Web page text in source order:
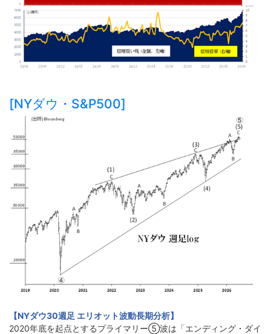
[NYダウ・S&P500]
【NYダウ30週足 エリオット波動長期分析】
2020年底を起点とするプライマリー➄波は「エンディング・ダイ